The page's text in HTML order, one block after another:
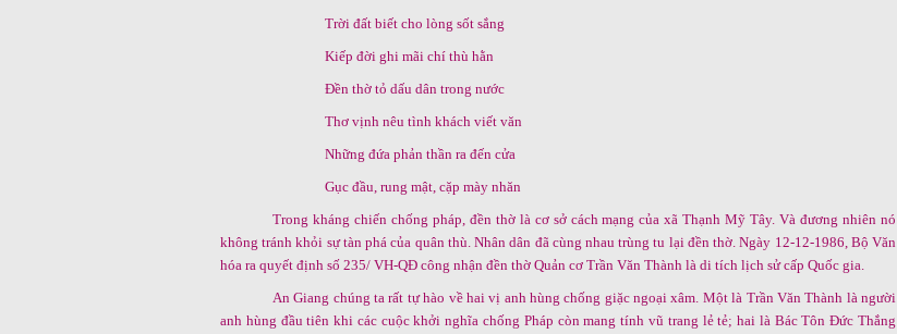
Trời đất biết cho lòng sốt sắng
Kiếp đời ghi mãi chí thù hằn
Đền thờ tỏ dấu dân trong nước
Thơ vịnh nêu tình khách viết văn
Những đứa phản thần ra đến cửa
Gục đầu, rung mật, cặp mày nhăn
Trong kháng chiến chống pháp, đền thờ là cơ sở cách mạng của xã Thạnh Mỹ Tây. Và đương nhiên nó
không tránh khỏi sự tàn phá của quân thù. Nhân dân đã cùng nhau trùng tu lại đền thờ. Ngày 12-12-1986, Bộ Văn
hóa ra quyết định số 235/ VH-QĐ công nhận đền thờ Quản cơ Trần Văn Thành là di tích lịch sử cấp Quốc gia.
An Giang chúng ta rất tự hào về hai vị anh hùng chống giặc ngoại xâm. Một là Trần Văn Thành là người
anh hùng đầu tiên khi các cuộc khởi nghĩa chống Pháp còn mang tính vũ trang lẻ tẻ; hai là Bác Tôn Đức Thắng